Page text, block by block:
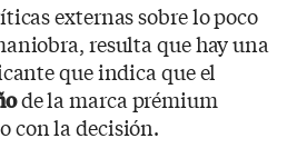
externas sobre lo poco
resulta que hay una
que indica que el
de la marca prémium
con la decisión.